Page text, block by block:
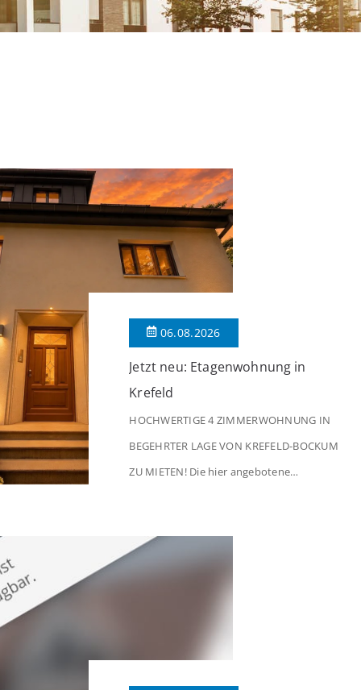
06.08.2026
Jetzt neu: Etagenwohnung in
Krefeld
HOCHWERTIGE 4 ZIMMERWOHNUNG IN
BEGEHRTER LAGE VON KREFELD-BOCKUM
ZU MIETEN! Die hier angebotene
in begehrter Wohnlage von Krefeld-Bockum.